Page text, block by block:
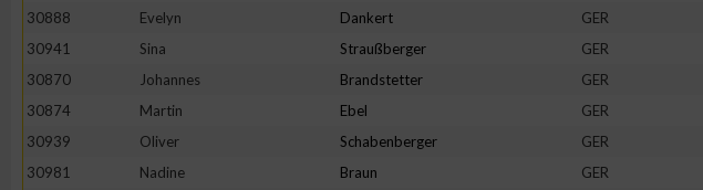
30888
Evelyn Dankert GER
30941
Sina Straußberger GER
30870
Johannes Brandstetter GER
30874
Martin Ebel GER
30939
Oliver Schabenberger GER
30981
Nadine Braun GER